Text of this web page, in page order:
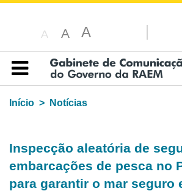
A A A
Índice
Início
Notícias
Inspecção aleatória de
embarcações de pesca no
para garantir o mar seguro